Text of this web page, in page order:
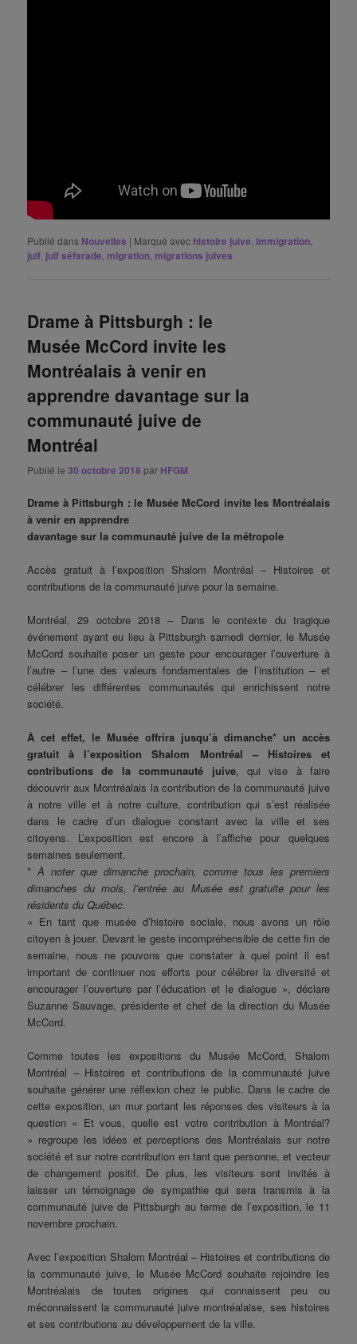
Publié dans Nouvelles | Marqué avec histoire juive immigration
juif juif séfarade migration migrations juives
Drame à Pittsburgh : le
Musée McCord invite les
Montréalais à venir en
apprendre davantage sur la
communauté juive de
Montréal
Publié le30 octobre 2018 par HFGM
Drame à Pittsburgh : le Musée McCord invite les Montréalais
à venir en apprendre
davantage sur la communauté juive de la métropole
Accès gratuit à l’exposition Shalom Montréal – Histoires et
contributions de la communauté juive pour la semaine.
Montréal, 29 octobre 2018 – Dans le contexte du tragique
événement ayant eu lieu à Pittsburgh samedi dernier, le Musée
McCord souhaite poser un geste pour encourager l’ouverture à
l’autre – l’une des valeurs fondamentales de l’institution – et
célébrer les différentes communautés qui enrichissent notre
société.
À cet effet, le Musée offrira jusqu’à dimanche* un accès
gratuit à l’exposition Shalom Montréal – Histoires et
contributions de la communauté juive, qui vise à faire
découvrir aux Montréalais la contribution de la communauté juive
à notre ville et à notre culture, contribution qui s’est réalisée
dans le cadre d’un dialogue constant avec la ville et ses
citoyens. L’exposition est encore à l’affiche pour quelques
semaines seulement.
*À noter que dimanche prochain, comme tous les premiers
dimanches du mois, l’entrée au Musée est gratuite pour les
résidents du Québec.
« En tant que musée d’histoire sociale, nous avons un rôle
citoyen à jouer. Devant le geste incompréhensible de cette fin de
semaine, nous ne pouvons que constater à quel point il est
important de continuer nos efforts pour célébrer la diversité et
encourager l’ouverture par l’éducation et le dialogue », déclare
Suzanne Sauvage, présidente et chef de la direction du Musée
McCord.
Comme toutes les expositions du Musée McCord, Shalom
Montréal – Histoires et contributions de la communauté juive
souhaite générer une réflexion chez le public. Dans le cadre de
cette exposition, un mur portant les réponses des visiteurs à la
question « Et vous, quelle est votre contribution à Montréal?
» regroupe les idées et perceptions des Montréalais sur notre
société et sur notre contribution en tant que personne, et vecteur
de changement positif. De plus, les visiteurs sont invités à
laisser un témoignage de sympathie qui sera transmis à la
communauté juive de Pittsburgh au terme de l’exposition, le 11
novembre prochain.
Avec l’exposition Shalom Montréal – Histoires et contributions de
la communauté juive, le Musée McCord souhaite rejoindre les
Montréalais de toutes origines qui connaissent peu ou
méconnaissent la communauté juive montréalaise, ses histoires
et ses contributions au développement de la ville.